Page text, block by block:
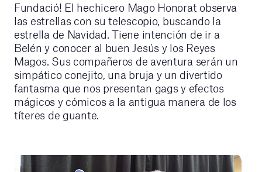
Fundació! El hechicero Mago Honorat observa
las estrellas con su telescopio, buscando la
estrella de Navidad. Tiene intención de ir a
Belén y conocer al buen Jesús y los Reyes
Magos. Sus compañeros de aventura serán un
simpático conejito, una bruja y un divertido
fantasma que nos presentan gags y efectos
mágicos y cómicos a la antigua manera de los
títeres de guante.